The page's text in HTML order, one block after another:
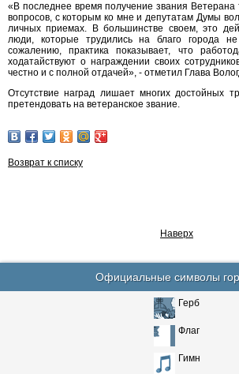
«В последнее время получение звания Ветерана
вопросов, с которым ко мне и депутатам Думы
личных приемах. В большинстве своем, это
люди, которые трудились на благо города
сожалению, практика показывает, что
ходатайствуют о награждении своих
честно и с полной отдачей», - отметил Глава
Отсутствие наград лишает многих достойных
претендовать на ветеранское звание.
Возврат к списку
Наверх
Официальные символы
Герб
Флаг
Гимн